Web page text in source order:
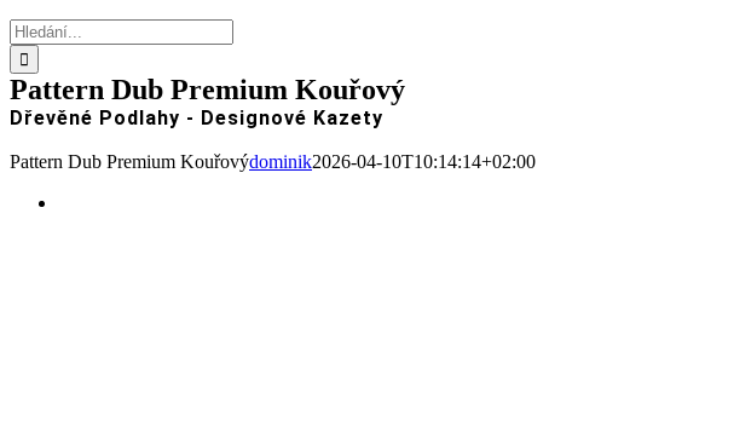
Hledat:
Pattern Dub Premium Kouřový
Dřevěné Podlahy - Designové Kazety
Pattern Dub Premium Kouřovýdominik2026-04-10T10:14:14+02:00